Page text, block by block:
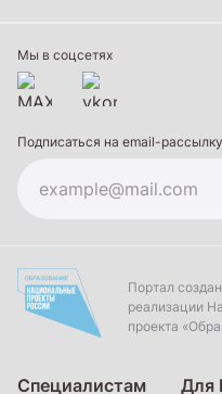
Дополнительное
Мы в соцсетях
Подписаться на email-рассылку
Портал
реализации
проекта
Специалистам Для